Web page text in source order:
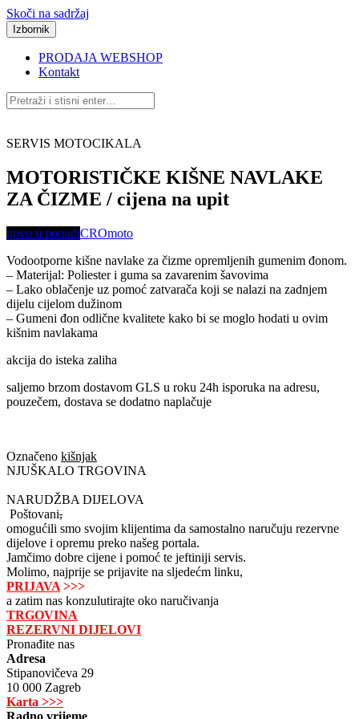
Skoči na sadržaj
Izbornik
PRODAJA WEBSHOP
Kontakt
SERVIS MOTOCIKALA
MOTORISTIČKE KIŠNE NAVLAKE
ZA ČIZME / cijena na upit
novo u ponudiCROmoto
Vodootporne kišne navlake za čizme opremljenih gumenim đonom.
– Materijal: Poliester i guma sa zavarenim šavovima
– Lako oblačenje uz pomoć zatvarača koji se nalazi na zadnjem
dijelu cijelom dužinom
– Gumeni đon odlične kvalitete kako bi se moglo hodati u ovim
kišnim navlakama
akcija do isteka zaliha
saljemo brzom dostavom GLS u roku 24h isporuka na adresu,
pouzečem, dostava se dodatno naplačuje
Označeno kišnjak
NJUŠKALO TRGOVINA
NARUDŽBA DIJELOVA
Poštovani,
omogućili smo svojim klijentima da samostalno naručuju rezervne
dijelove i opremu preko našeg portala.
Jamčimo dobre cijene i pomoć te jeftiniji servis.
Molimo, najprije se prijavite na sljedećm linku,
PRIJAVA >>>
a zatim nas konzulutirajte oko naručivanja
TRGOVINA
REZERVNI DIJELOVI
Pronađite nas
Adresa
Stipanovičeva 29
10 000 Zagreb
Karta >>>
Radno vrijeme